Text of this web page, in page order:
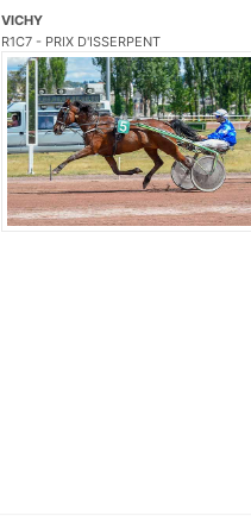
VICHY
R1C7 - PRIX D'ISSERPENT